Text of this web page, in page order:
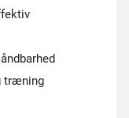
træning